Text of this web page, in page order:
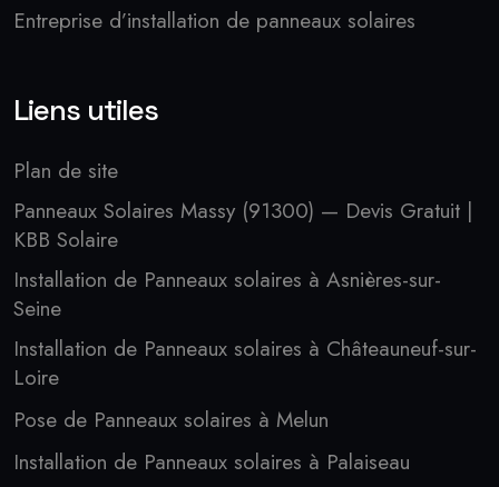
Entreprise d’installation de panneaux solaires
Liens utiles
Plan de site
Panneaux Solaires Massy (91300) — Devis Gratuit |
KBB Solaire
Installation de Panneaux solaires à Asnières-sur-
Seine
Installation de Panneaux solaires à Châteauneuf-sur-
Loire
Pose de Panneaux solaires à Melun
Installation de Panneaux solaires à Palaiseau